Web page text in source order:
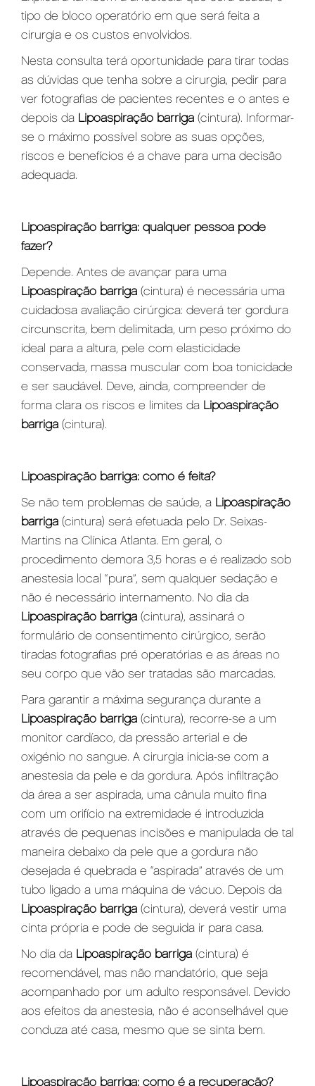
tipo de bloco operatório em que será feita a
cirurgia e os custos envolvidos.
Nesta consulta terá oportunidade para tirar todas
as dúvidas que tenha sobre a cirurgia, pedir para
ver fotografias de pacientes recentes e o antes e
depois da Lipoaspiração barriga (cintura). Informar-
se o máximo possível sobre as suas opções,
riscos e benefícios é a chave para uma decisão
adequada.
Lipoaspiração barriga: qualquer pessoa pode
fazer?
Depende. Antes de avançar para uma
Lipoaspiração barriga (cintura) é necessária uma
cuidadosa avaliação cirúrgica: deverá ter gordura
circunscrita, bem delimitada, um peso próximo do
ideal para a altura, pele com elasticidade
conservada, massa muscular com boa tonicidade
e ser saudável. Deve, ainda, compreender de
forma clara os riscos e limites da Lipoaspiração
barriga (cintura).
Lipoaspiração barriga: como é feita?
Se não tem problemas de saúde, a Lipoaspiração
barriga (cintura) será efetuada pelo Dr. Seixas-
Martins na Clínica Atlanta. Em geral, o
procedimento demora 3,5 horas e é realizado sob
anestesia local “pura”, sem qualquer sedação e
não é necessário internamento. No dia da
Lipoaspiração barriga (cintura), assinará o
formulário de consentimento cirúrgico, serão
tiradas fotografias pré operatórias e as áreas no
seu corpo que vão ser tratadas são marcadas.
Para garantir a máxima segurança durante a
Lipoaspiração barriga (cintura), recorre-se a um
monitor cardíaco, da pressão arterial e de
oxigénio no sangue. A cirurgia inicia-se com a
anestesia da pele e da gordura. Após infiltração
da área a ser aspirada, uma cânula muito fina
com um orifício na extremidade é introduzida
através de pequenas incisões e manipulada de tal
maneira debaixo da pele que a gordura não
desejada é quebrada e “aspirada” através de um
tubo ligado a uma máquina de vácuo. Depois da
Lipoaspiração barriga (cintura), deverá vestir uma
cinta própria e pode de seguida ir para casa.
No dia da Lipoaspiração barriga (cintura) é
recomendável, mas não mandatório, que seja
acompanhado por um adulto responsável. Devido
aos efeitos da anestesia, não é aconselhável que
conduza até casa, mesmo que se sinta bem.
Lipoaspiração barriga: como é a recuperação?